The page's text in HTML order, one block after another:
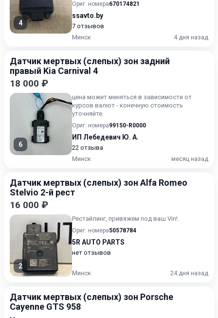
4
Ориг. номера670174821
ssavto.by
7 отзывов
Минск
4 дня назад
Датчик мертвых (слепых) зон задний
правый Kia Carnival 4
18 000 ₽
6
цена может меняться в зависимости от
курсов валют - конечную стоимость
уточняйте.
Ориг. номера99150-R0000
ИП Лебедевич Ю. А.
22 отзыва
Минск
месяц назад
Датчик мертвых (слепых) зон Alfa Romeo
Stelvio 2-й рест
16 000 ₽
2
Рестайлинг, привяжем под ваш Vin!.
Ориг. номера50578784
5R AUTO PARTS
нет отзывов
Минск 24 дня назад
Датчик мертвых (слепых) зон Porsche
Cayenne GTS 958